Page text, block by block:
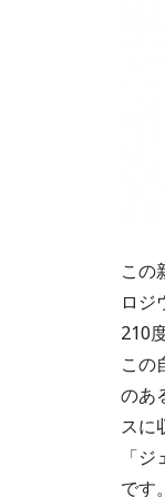
この
ロジ
210
この
のあ
スに
「
です。